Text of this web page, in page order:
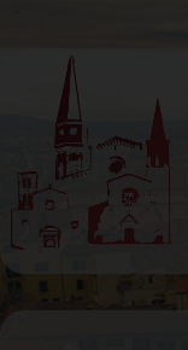
content